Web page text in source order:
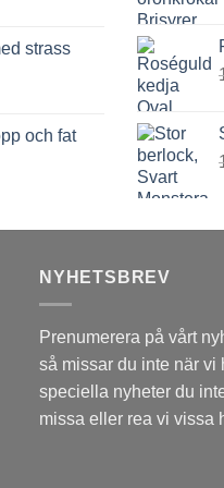
strass
och fat
NYHETSBREV
Prenumerera på vårt
så missar du inte när vi
speciella nyheter du inte
missa eller rea vi vissa